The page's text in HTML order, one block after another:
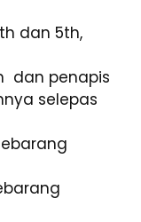
dan 5th,
dan penapis
selepas